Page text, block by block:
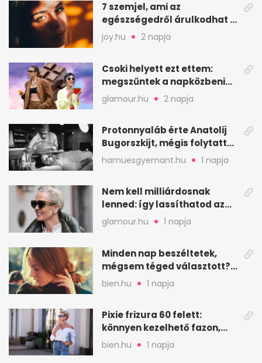
7 szemjel, ami az
egészségedről árulkodhat –
erre figyelj oda
joy.hu 2 napja
Csoki helyett ezt ettem:
megszűntek a napközbeni
nassolási rohamok
glamour.hu 2 napja
Protonnyaláb érte Anatolij
Bugorszkijt, mégis folytatta
a munkát
hamuesgyemant.hu 1 napja
Nem kell milliárdosnak
lenned: így lassíthatod az
öregedést a biológus szerint
glamour.hu 1 napja
Minden nap beszéltetek,
mégsem téged választott?
Ez az érzelmi csapda
bien.hu 1 napja
Pixie frizura 60 felett:
könnyen kezelhető fazon,
ami karaktert ad
bien.hu 1 napja